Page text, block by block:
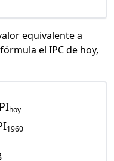
equivalente a
el IPC de hoy,
hoy
1960